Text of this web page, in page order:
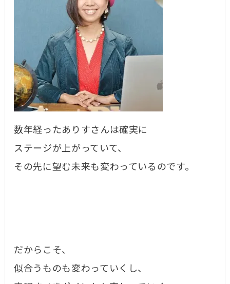
数年経ったありすさんは確実に
ステージが上がっていて、
その先に望む未来も変わっているのです。
だからこそ、
似合うものも変わっていくし、